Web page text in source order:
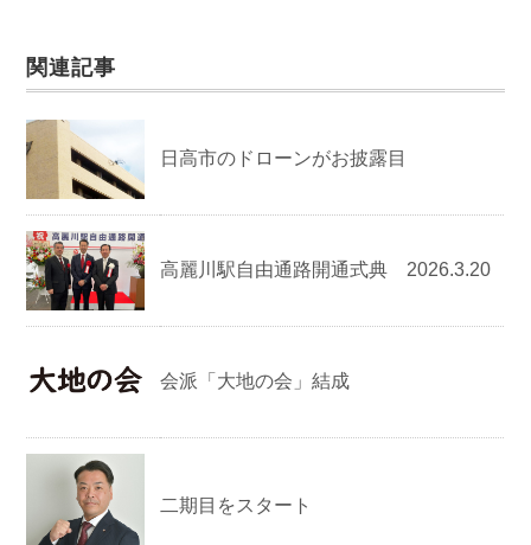
関連記事
日高市のドローンがお披露目
高麗川駅自由通路開通式典 2026.3.20
会派「大地の会」結成
二期目をスタート